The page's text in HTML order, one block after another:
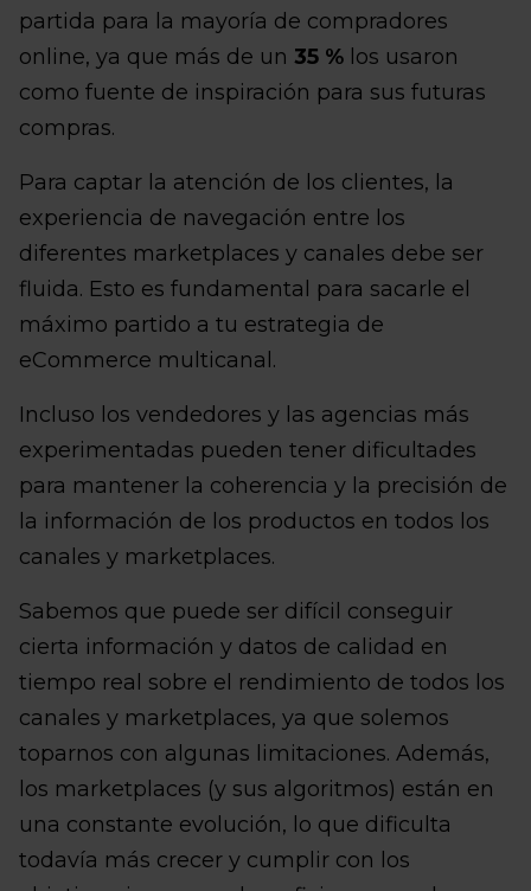
partida para la mayoría de compradores
online, ya que más de un 35 % los usaron
como fuente de inspiración para sus futuras
compras.
Para captar la atención de los clientes, la
experiencia de navegación entre los
diferentes marketplaces y canales debe ser
fluida. Esto es fundamental para sacarle el
máximo partido a tu estrategia de
eCommerce multicanal.
Incluso los vendedores y las agencias más
experimentadas pueden tener dificultades
para mantener la coherencia y la precisión de
la información de los productos en todos los
canales y marketplaces.
Sabemos que puede ser difícil conseguir
cierta información y datos de calidad en
tiempo real sobre el rendimiento de todos los
canales y marketplaces, ya que solemos
toparnos con algunas limitaciones. Además,
los marketplaces (y sus algoritmos) están en
una constante evolución, lo que dificulta
todavía más crecer y cumplir con los